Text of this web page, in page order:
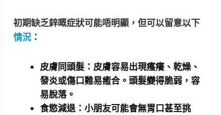
初期缺乏鋅嘅症狀可能唔明顯，但可以留意以下
情況 ：
皮膚同頭髮 ：皮膚容易出現瘙癢、乾燥、
發炎或傷口難易癒合。頭髮變得脆弱，容
易脫落。
食慾減退：小朋友可能會無胃口甚至挑